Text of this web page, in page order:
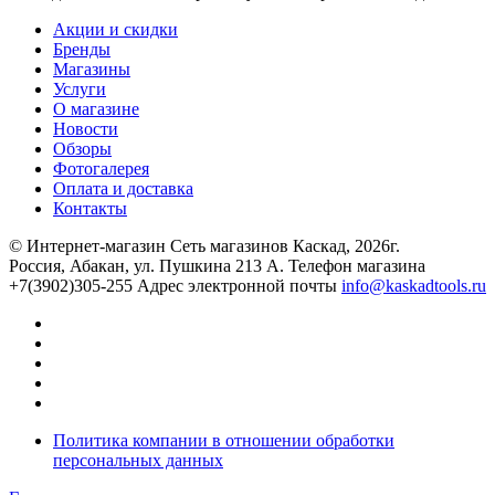
Акции и скидки
Бренды
Магазины
Услуги
О магазине
Новости
Обзоры
Фотогалерея
Оплата и доставка
Контакты
© Интернет-магазин Сеть магазинов Каскад, 2026г.
Россия, Абакан, ул. Пушкина 213 А. Телефон магазина
+7(3902)305-255 Адрес электронной почты info@kaskadtools.ru
Политика компании в отношении обработки
персональных данных